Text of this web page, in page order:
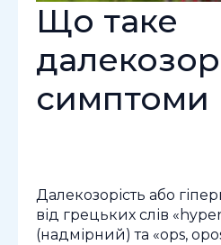
Що таке
симптоми
Далекозорість або
від грецьких слів
(надмірний) та «ops,